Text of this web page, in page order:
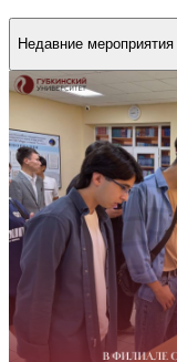
Недавние мероприятия